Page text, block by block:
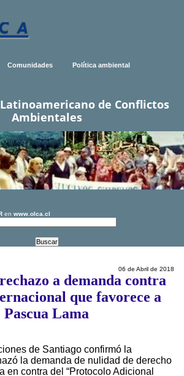
Comunidades Política ambiental
de Conflictos
Ambientales
en www.olca.cl
06 de Abril de 2018
a demanda contra
que favorece a
Pascua Lama
de Santiago confirmó la
la demanda de nulidad de derecho
en contra del “Protocolo Adicional